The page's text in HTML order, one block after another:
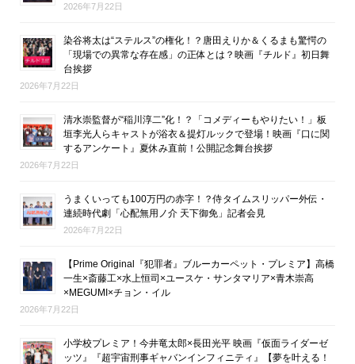
2026年7月22日
染谷将太は“ステルス”の権化！？唐田えりか＆くるまも驚愕の
「現場での異常な存在感」の正体とは？映画『チルド』初日舞
台挨拶
2026年7月22日
清水崇監督が“稲川淳二”化！？「コメディーもやりたい！」板
垣李光人らキャストが浴衣＆提灯ルックで登場！映画『口に関
するアンケート』夏休み直前！公開記念舞台挨拶
2026年7月22日
うまくいっても100万円の赤字！？侍タイムスリッパー外伝・
連続時代劇「心配無用ノ介 天下御免」記者会見
2026年7月22日
【Prime Original『犯罪者』ブルーカーペット・プレミア】高橋
一生×斎藤工×水上恒司×ユースケ・サンタマリア×青木崇高
×MEGUMI×チョン・イル
2026年7月22日
小学校プレミア！今井竜太郎×長田光平 映画『仮面ライダーゼ
ッツ』『超宇宙刑事ギャバンインフィニティ』【夢を叶える！